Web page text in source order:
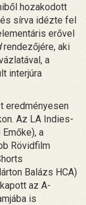
hozakodott
sírva idézte fel
erővel
rendezőjére, aki
a
interjúra
eredményesen
Az LA Indies-
a
Rövidfilm
Balázs HCA)
az A-
is